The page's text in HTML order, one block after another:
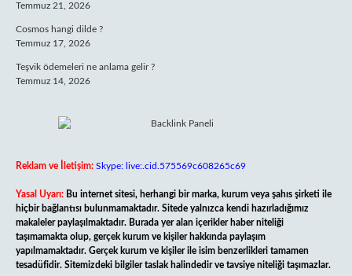
Temmuz 21, 2026
Cosmos hangi dilde ?
Temmuz 17, 2026
Teşvik ödemeleri ne anlama gelir ?
Temmuz 14, 2026
Reklam ve İletişim: Skype: live:.cid.575569c608265c69
Yasal Uyarı: Bu internet sitesi, herhangi bir marka, kurum veya şahıs şirketi ile
hiçbir bağlantısı bulunmamaktadır. Sitede yalnızca kendi hazırladığımız
makaleler paylaşılmaktadır. Burada yer alan içerikler haber niteliği
taşımamakta olup, gerçek kurum ve kişiler hakkında paylaşım
yapılmamaktadır. Gerçek kurum ve kişiler ile isim benzerlikleri tamamen
tesadüfidir. Sitemizdeki bilgiler taslak halindedir ve tavsiye niteliği taşımazlar.